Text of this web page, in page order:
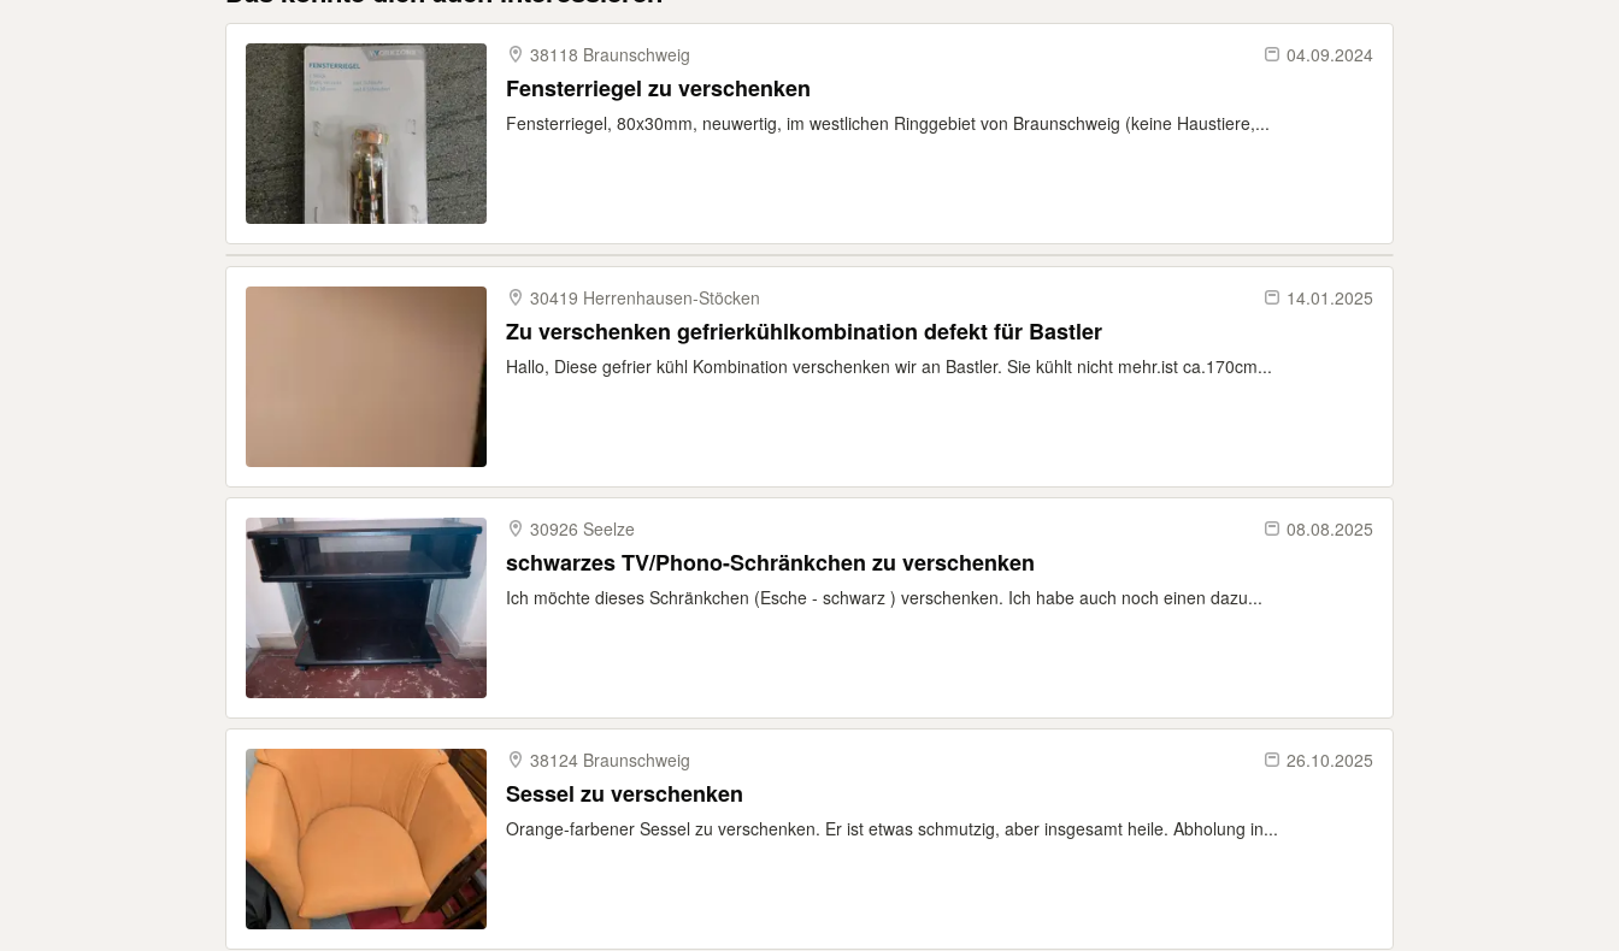
38118 Braunschweig 04.09.2024
Fensterriegel zu verschenken
Fensterriegel, 80x30mm, neuwertig, im westlichen Ringgebiet von Braunschweig (keine Haustiere,...
30419 Herrenhausen-​Stöcken 14.01.2025
Zu verschenken gefrierkühlkombination defekt für Bastler
Hallo, Diese gefrier kühl Kombination verschenken wir an Bastler. Sie kühlt nicht mehr.ist ca.170cm...
30926 Seelze 08.08.2025
schwarzes TV/Phono-Schränkchen zu verschenken
Ich möchte dieses Schränkchen (Esche - schwarz ) verschenken. Ich habe auch noch einen dazu...
38124 Braunschweig 26.10.2025
Sessel zu verschenken
Orange-farbener Sessel zu verschenken. Er ist etwas schmutzig, aber insgesamt heile. Abholung in...